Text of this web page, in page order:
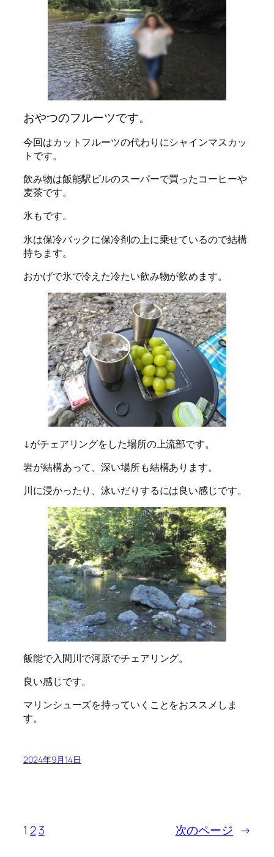
おやつのフルーツです。
今回はカットフルーツの代わりにシャインマスカッ
トです。
飲み物は飯能駅ビルのスーパーで買ったコーヒーや
麦茶です。
氷もです。
氷は保冷バックに保冷剤の上に乗せているので結構
持ちます。
おかげで氷で冷えた冷たい飲み物が飲めます。
↓がチェアリングをした場所の上流部です。
岩が結構あって、深い場所も結構あります。
川に浸かったり、泳いだりするには良い感じです。
飯能で入間川で河原でチェアリング。
良い感じです。
マリンシューズを持っていくことをおススメしま
す。
2024年9月14日
1 2 3 次のページ →